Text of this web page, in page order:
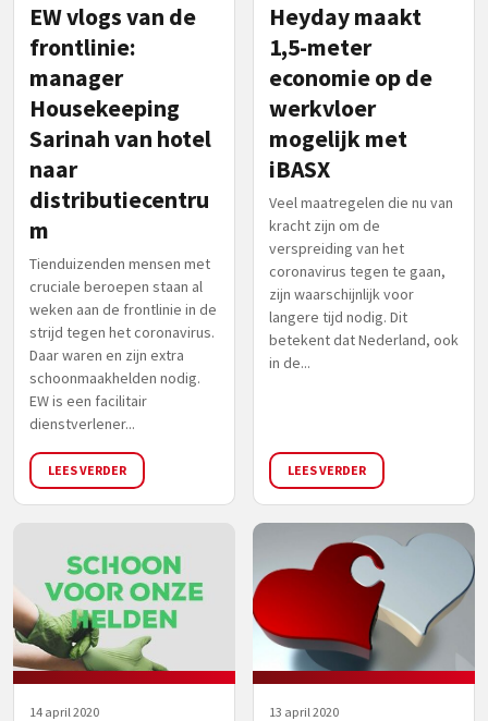
EW vlogs van de
frontlinie:
manager
Housekeeping
Sarinah van hotel
naar
distributiecentru
m
Tienduizenden mensen met
cruciale beroepen staan al
weken aan de frontlinie in de
strijd tegen het coronavirus.
Daar waren en zijn extra
schoonmaakhelden nodig.
EW is een facilitair
dienstverlener...
LEES VERDER
Heyday maakt
1,5-meter
economie op de
werkvloer
mogelijk met
iBASX
Veel maatregelen die nu van
kracht zijn om de
verspreiding van het
coronavirus tegen te gaan,
zijn waarschijnlijk voor
langere tijd nodig. Dit
betekent dat Nederland, ook
in de...
LEES VERDER
14 april 2020 13 april 2020